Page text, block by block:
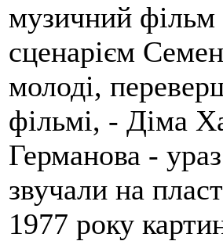
музичний фільм
сценарієм
молоді,
фільмі, - Діма
Германова -
звучали на
1977 року